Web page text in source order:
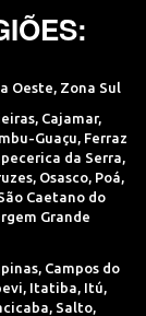
Oeste, Zona Sul
, Cajamar,
Guaçu, Ferraz
da Serra,
, Osasco, Poá,
Caetano do
Grande
, Campos do
, Itatiba, Itú,
, Salto,